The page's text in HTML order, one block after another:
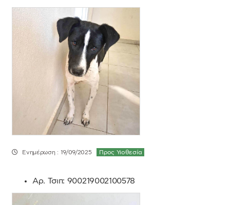
Προς Υιοθεσία
Ενημέρωση : 19/09/2025
Αρ. Τσιπ: 900219002100578